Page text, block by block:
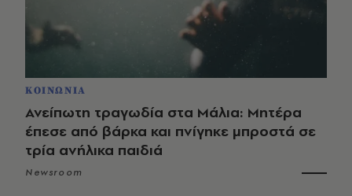
ΚΟΙΝΩΝΙΑ
Ανείπωτη τραγωδία στα Μάλια: Μητέρα
έπεσε από βάρκα και πνίγηκε μπροστά σε
τρία ανήλικα παιδιά
Newsroom